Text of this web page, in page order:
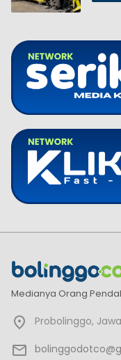
Medianya Orang
Probolinggo,